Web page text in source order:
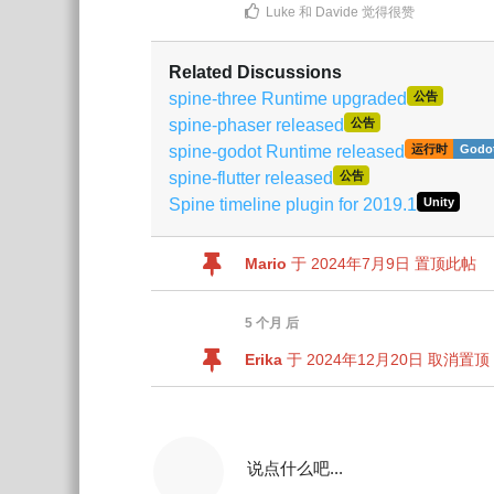
Luke 和 Davide 觉得很赞
Related Discussions
spine-three Runtime upgraded
公告
spine-phaser released 公告
spine-godot Runtime released 运行时
spine-flutter released 公告
Spine timeline plugin for 2019.1 Unity
Mario 于 2024年7月9日 置顶此帖
5 个月 后
Erika 于 2024年12月20日 取消置顶
说点什么吧...